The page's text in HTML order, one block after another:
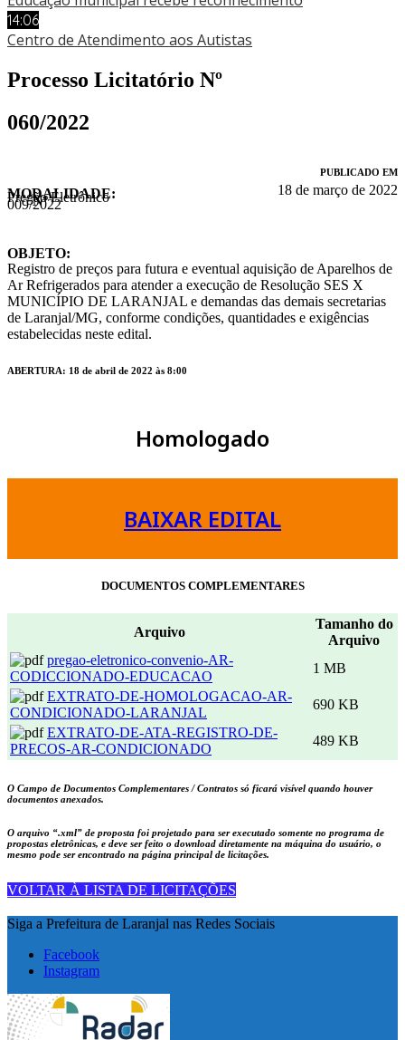
14:06
Centro de Atendimento aos Autistas
Processo Licitatório Nº
060/2022
PUBLICADO EM
18 de março de 2022
MODALIDADE:
Pregão Eletrônico
Nº
009/2022
OBJETO:
Registro de preços para futura e eventual aquisição de Aparelhos de
Ar Refrigerados para atender a execução de Resolução SES X
MUNICÍPIO DE LARANJAL e demandas das demais secretarias
de Laranjal/MG, conforme condições, quantidades e exigências
estabelecidas neste edital.
ABERTURA: 18 de abril de 2022 às 8:00
Homologado
BAIXAR EDITAL
DOCUMENTOS COMPLEMENTARES
Arquivo
Tamanho do
Arquivo
pregao-eletronico-convenio-AR-
CODICCIONADO-EDUCACAO
1 MB
EXTRATO-DE-HOMOLOGACAO-AR-
CONDICIONADO-LARANJAL
690 KB
EXTRATO-DE-ATA-REGISTRO-DE-
PRECOS-AR-CONDICIONADO
489 KB
O Campo de Documentos Complementares / Contratos só ficará visível quando houver
documentos anexados.
O arquivo “.xml” de proposta foi projetado para ser executado somente no programa de
propostas eletrônicas, e deve ser feito o download diretamente na máquina do usuário, o
mesmo pode ser encontrado na página principal de licitações.
VOLTAR À LISTA DE LICITAÇÕES
Siga a Prefeitura de Laranjal nas Redes Sociais
Facebook
Instagram